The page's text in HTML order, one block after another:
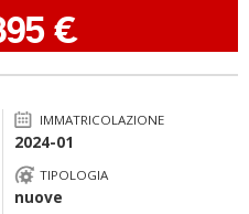
€
IMMATRICOLAZIONE
2024-01
TIPOLOGIA
nuove